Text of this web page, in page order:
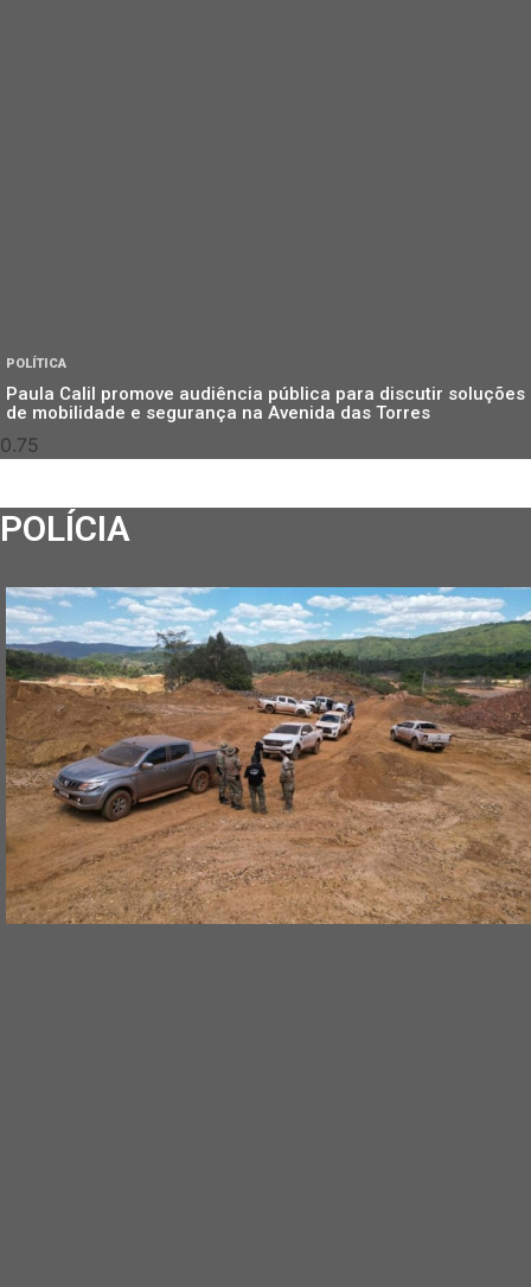
POLÍTICA
Paula Calil promove audiência pública para discutir soluções
de mobilidade e segurança na Avenida das Torres
POLÍCIA